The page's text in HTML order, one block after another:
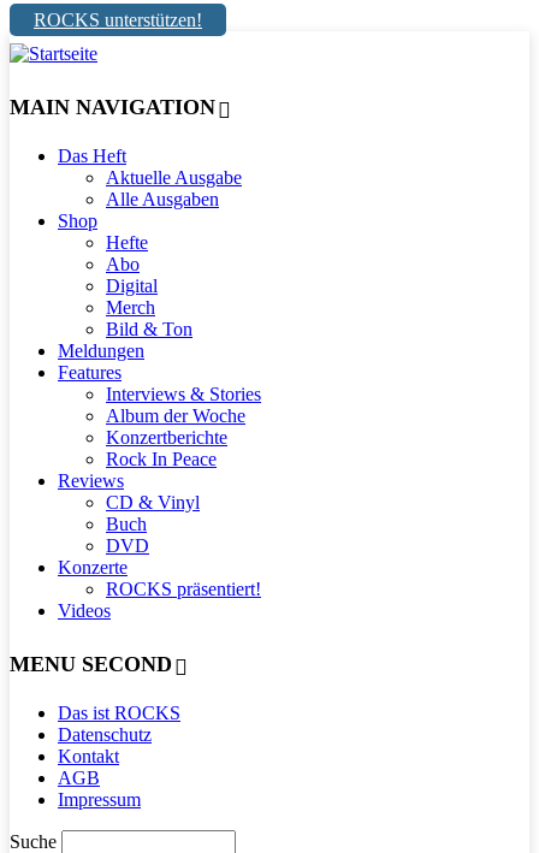
ROCKS unterstützen!
MAIN NAVIGATION
Das Heft
Aktuelle Ausgabe
Alle Ausgaben
Shop
Hefte
Abo
Digital
Merch
Bild & Ton
Meldungen
Features
Interviews & Stories
Album der Woche
Konzertberichte
Rock In Peace
Reviews
CD & Vinyl
Buch
DVD
Konzerte
ROCKS präsentiert!
Videos
MENU SECOND
Das ist ROCKS
Datenschutz
Kontakt
AGB
Impressum
Suche